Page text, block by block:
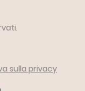
sulla privacy